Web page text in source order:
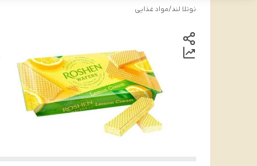
نوتلا لند/مواد غذایی